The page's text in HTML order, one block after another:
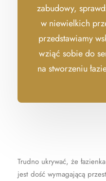
zabudowy,
w niewielkich
przedstawiamy
wziąć sobie do
na stworzeniu
Trudno ukrywać, że
jest dość wymagającą